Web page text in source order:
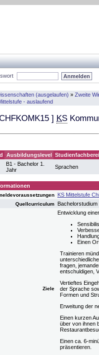
(ausgelaufen) » Zweite
- auslaufend
] KS
Ausbildungslevel
B1 - Bachelor 1.
Jahr
Sprachen
KS Mittelstufe
Quellcurriculum
Ziele
Entwicklung
Einen
Trainieren
fragen,
entschuldigen,
Vertieftes
der Sprache
Formen und
Erweitung der
Einen kurzen
über von ihnen
Einen ca. 6-
präsentieren.